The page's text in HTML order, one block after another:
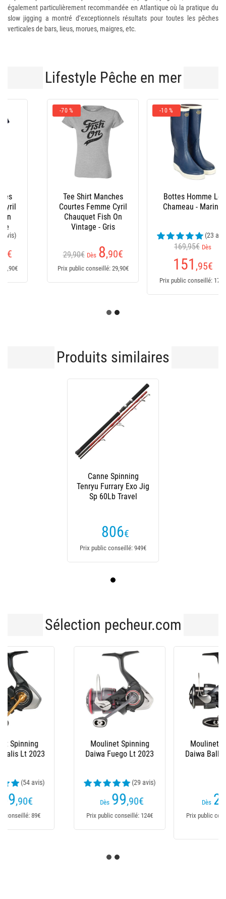
également particulièrement recommandée en Atlantique où la pratique du
slow jigging a montré d’exceptionnels résultats pour toutes les pêches
verticales de bars, lieus, morues, maigres, etc.
Lifestyle Pêche en mer
Bottes Homme Le
Chameau - Marine
151,95€
Prix public conseillé: 170€
Salopette Xm Ocean
235
Prix public conseillé: 235€
Produits similaires
Canne Spinning
Tenryu Furrary Exo Jig
Sp 60Lb Travel
806€
Prix public conseillé: 949€
Sélection pecheur.com
Moulinet Spinning
Daiwa Ballistic 25 Hd
Prix public conseillé: 259€
Moulinet Penn
Slammer Iv Spinning
199€
Prix public conseillé: